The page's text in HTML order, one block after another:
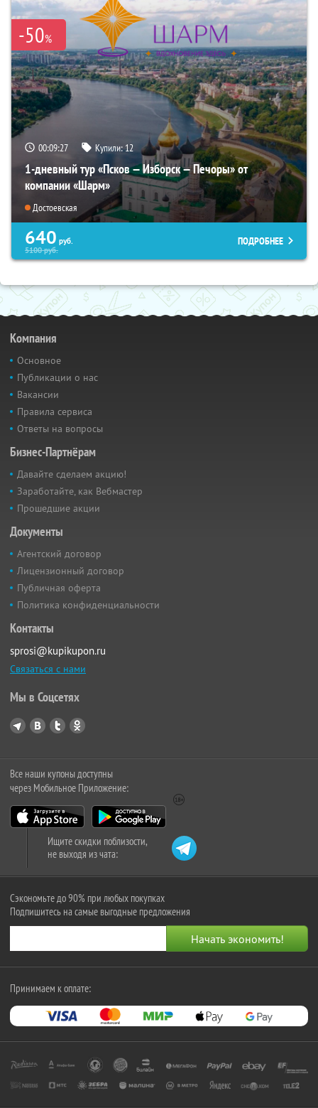
-50%
00:09:26 Купили:12
1-дневный тур «Псков — Изборск — Печоры» от
компании «Шарм»
Достоевская
640 руб.
5100руб.
ПОДРОБНЕЕ
Компания
Основное
Публикации о нас
Вакансии
Правила сервиса
Ответы на вопросы
Бизнес-Партнёрам
Давайте сделаем акцию!
Заработайте, как Вебмастер
Прошедшие акции
Документы
Агентский договор
Лицензионный договор
Публичная оферта
Политика конфиденциальности
Контакты
sprosi@kupikupon.ru
Связаться с нами
Мы в Соцсетях
Все наши купоны доступны
через Мобильное Приложение:
Ищите скидки поблизости,
не выходя из чата:
Сэкономьте до 90% при любых покупках
Подпишитесь на самые выгодные предложения
Принимаем к оплате: